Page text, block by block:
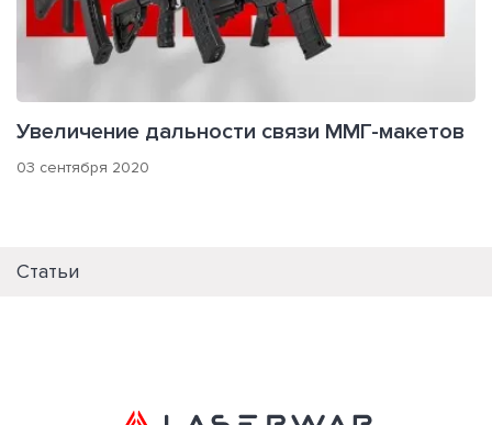
Увеличение дальности связи ММГ-макетов
03 сентября 2020
Статьи